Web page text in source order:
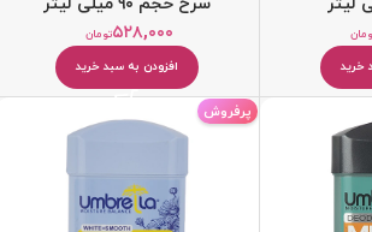
خرید
تومان۵۲۸,۰۰۰
افزودن به سبد خرید
پرفروش